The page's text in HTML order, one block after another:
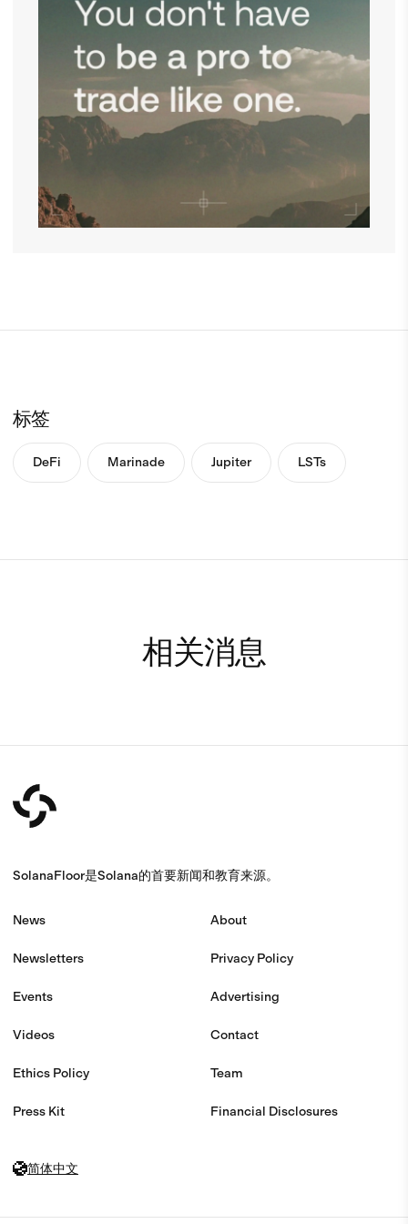
标签
DeFi Marinade Jupiter LSTs
相关消息
SolanaFloor是Solana的首要新闻和教育来源。
News
Newsletters
Events
Videos
Ethics Policy
Press Kit
About
Privacy Policy
Advertising
Contact
Team
Financial Disclosures
简体中文